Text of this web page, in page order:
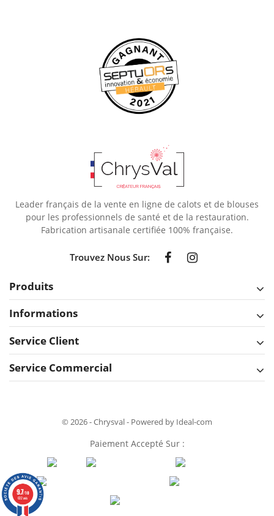
Leader français de la vente en ligne de calots et de blouses
pour les professionnels de santé et de la restauration.
Fabrication artisanale certifiée 100% française.
Trouvez Nous Sur:
Produits
Informations
Service Client
Service Commercial
© 2026 - Chrysval - Powered by Ideal-com
Paiement Accepté Sur :
9.7/10
632 avis